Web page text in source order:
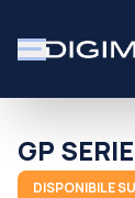
GP
DISPONIBILE